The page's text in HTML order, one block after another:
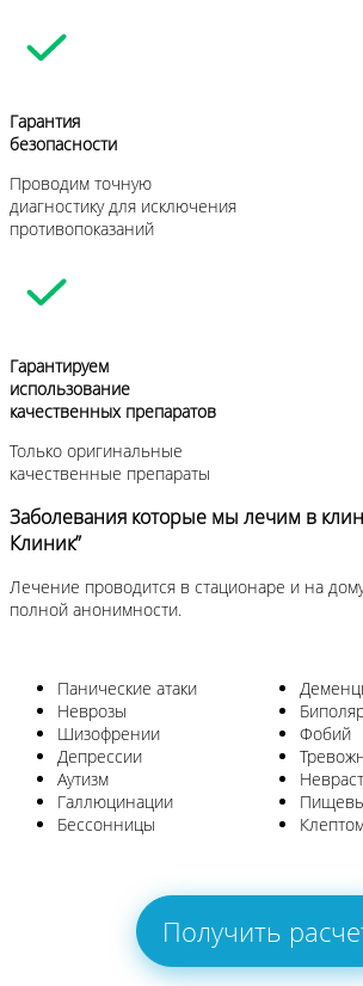
Гарантия
безопасности
Проводим точную
диагностику для исключения
противопоказаний
Гарантируем
использование
качественных препаратов
Только оригинальные
качественные препараты
Заболевания которые мы лечим в
Клиник”
Лечение проводится в стационаре и на
полной анонимности.
Панические атаки
Неврозы
Шизофрении
Депрессии
Аутизм
Галлюцинации
Бессонницы
Фобий
Получить